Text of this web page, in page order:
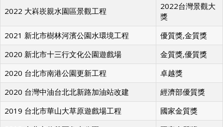
2022 大嵙崁親水園區景觀工程
2022台灣景觀大
獎
2021 新北市樹林河濱公園水環境工程
優質獎,金質獎
2020 新北市十三行文化公園遊戲場
金質獎,優質獎
2020 台北市南港公園更新工程
卓越獎
2020 台灣中油台北北新路加油站改建
經濟部優質獎
2019 台北市華山大草原遊戲場工程
國家金質獎